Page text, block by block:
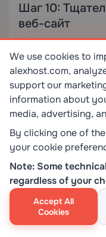
Шаг 10:
веб-сайт
проведите
веб-сайта перед
записи хостинга.
[ ]Главная
Нет пустых
[ ]Все
Проверьте
страницы
We use cookies to
alexhost.com,
support our
information about
media, advertising,
By clicking one of
your cookie
Note: Some
regardless of your
Accept All
Cookies